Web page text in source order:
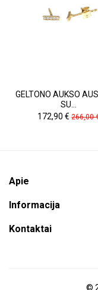
GELTONO AUKSO
SU...
Kaina
172,90 € 266,00
Apie
Informacija
Kontaktai
©